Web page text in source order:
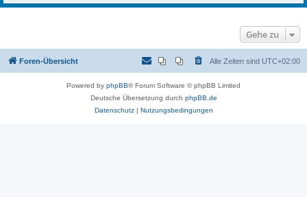
Gehe zu
Foren-Übersicht Alle Zeiten sind UTC+02:00
Powered by phpBB® Forum Software © phpBB Limited
Deutsche Übersetzung durch phpBB.de
Datenschutz| Nutzungsbedingungen